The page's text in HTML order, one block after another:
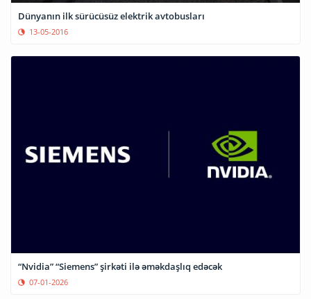
Dünyanın ilk sürücüsüz elektrik avtobusları
13-05-2016
“Nvidia” “Siemens” şirkəti ilə əməkdaşlıq edəcək
07-01-2026